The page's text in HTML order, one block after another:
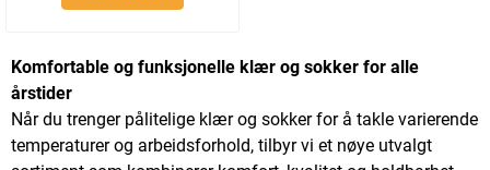
Komfortable og funksjonelle klær og sokker for alle
årstider
Når du trenger pålitelige klær og sokker for å takle varierende
temperaturer og arbeidsforhold, tilbyr vi et nøye utvalgt